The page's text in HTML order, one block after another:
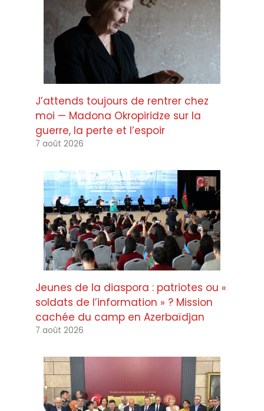
J’attends toujours de rentrer chez
moi — Madona Okropiridze sur la
guerre, la perte et l’espoir
7 août 2026
Jeunes de la diaspora : patriotes ou «
soldats de l’information » ? Mission
cachée du camp en Azerbaïdjan
7 août 2026